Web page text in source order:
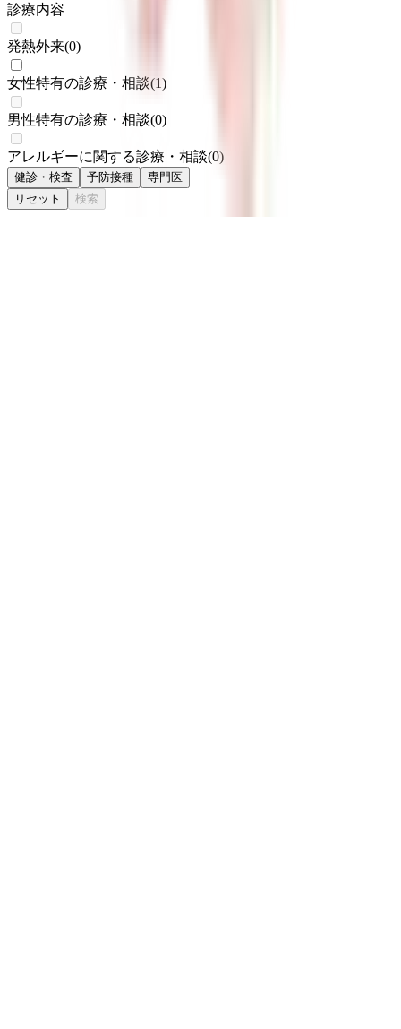
診療内容
発熱外来(0)
女性特有の診療・相談(1)
男性特有の診療・相談(0)
アレルギーに関する診療・相談(0)
健診・検査 予防接種
専門医
リセット
検索